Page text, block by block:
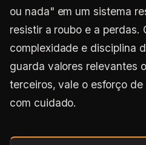
ou nada" em um sistema
resistir a roubo e a perdas.
complexidade e disciplina
guarda valores relevantes
terceiros, vale o esforço
com cuidado.